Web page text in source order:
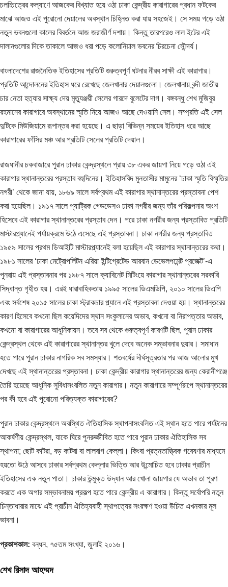
চলচ্চিত্রের কল্যাণে আজকের বিখ্যাত হয়ে ওঠা ঢাকা কেন্দ্রীয় কারাগারের প্রধান ফটকের
মাঝে আজও এই পুরোনো দেয়ালের অবস্থান চিহ্নিত করা যায় সহজেই। সে সময় গড়ে ওঠা
নতুন ভবনগুলো কালের বিবর্তনে আজ জরাজীর্ণ দশায়। কিন্তু তারপরেও লাল ইটের এই
দালানগুলোর দিকে তাকালে আজও ধরা পড়ে কলোনিয়াল ভবনের চিরচেনা সৌন্দর্য।
বাংলাদেশের রাজনৈতিক ইতিহাসের প্রতিটি গুরুত্বপূর্ণ ঘটনার নীরব সাক্ষী এই কারাগার।
প্রতিটি আন্দোলনের ইতিহাস ধরে রেখেছে জেলখানার দেয়ালগুলো। জেলখানায় বন্দী জাতীয়
চার নেতা হত্যার সাক্ষ্য দেয় মৃত্যুঞ্জয়ী সেলের গারদে বুলেটের দাগ। বঙ্গবন্ধু শেখ মুজিবুর
রহমানের কারাগারে অবস্থানের স্মৃতি নিয়ে আজও আছে দেওয়ানি সেল। সম্প্রতি এই সেল
দুটিকে মিউজিয়ামে রূপান্তর করা হয়েছে। এ ছাড়া বিভিন্ন সময়ের ইতিহাস ধরে আছে
কারাগারের ফাঁসির মঞ্চ আর প্রতিটি সেলের প্রতিটি দেয়াল।
রাজধানীর চকবাজারে পুরান ঢাকার কেন্দ্রস্থলে প্রায় ৩৮ একর জায়গা নিয়ে গড়ে ওঠা এই
কারাগার স্থানান্তরের প্রস্তাব বহুদিনের। ইতিহাসবিদ মুনতাসীর মামুনের ‘ঢাকা স্মৃতি বিস্মৃতির
নগরী’ থেকে জানা যায়, ১৮৬৯ সালে সর্বপ্রথম এই কারাগার স্থানান্তরের প্রস্তাবনা পেশ
করা হয়েছিল। ১৯১৭ সালে প্যাট্রিক গেডডেসও ঢাকা নগরীর জন্য তাঁর পরিকল্পনার অংশ
হিসেবে এই কারাগার স্থানান্তরের প্রস্তাব দেন। পরে ঢাকা নগরীর জন্য প্রস্তাবিত প্রতিটি
মাস্টারপ্ল্যানেই পর্যায়ক্রমে উঠে এসেছে এই প্রস্তাবনা। ঢাকা নগরীর জন্য প্রস্তাবিত
১৯৫৯ সালের প্রথম ডিআইটি মাস্টারপ্ল্যানেই বলা হয়েছিল এই কারাগার স্থানান্তরের কথা।
১৯৮১ সালের ‘ঢাকা মেট্রোপলিটন এরিয়া ইন্টিগ্রেটেড আরবান ডেভেলপমেন্ট প্রজেক্ট’-এ
পুনরায় এই প্রস্তাবনার পর ১৯৮৭ সালে ক্যাবিনেট মিটিংয়ে কারাগার স্থানান্তরের সরকারি
সিদ্ধান্ত গৃহীত হয়। এরই ধারাবাহিকতায় ১৯৯৫ সালের ডিএমডিপি, ২০১০ সালের ডিএপি
এবং সর্বশেষ ২০১৫ সালের ঢাকা স্ট্রাকচার প্ল্যানে এই প্রস্তাবনা দেওয়া হয়। স্থানান্তরের
কারণ হিসেবে কখনো ছিল কয়েদিদের স্থান সংকুলানের অভাব, কখনো বা নিরাপত্তার অভাব,
কখনো বা কারাগারের আধুনিকায়ন। তবে সব থেকে গুরুত্বপূর্ণ কারণটি ছিল, পুরান ঢাকার
কেন্দ্রস্থল থেকে এই কারাগারের স্থানান্তর খুলে দেবে অনেক সম্ভাবনার দুয়ার। সমাধান
হতে পারে পুরান ঢাকার নাগরিক সব সমস্যার। শতবর্ষের দীর্ঘসূত্রতার পর আজ আলোর মুখ
দেখছে এই স্থানান্তরের প্রস্তাবনা। ঢাকা কেন্দ্রীয় কারাগার স্থানান্তরের জন্য কেরানীগঞ্জে
তৈরি হয়েছে আধুনিক সুবিধাসংবলিত নতুন কারাগার। নতুন কারাগারে সম্পূর্ণরূপে স্থানান্তরের
পর কী হবে এই পুরোনো পরিত্যক্ত কারাগারের?
পুরান ঢাকার কেন্দ্রস্থলে অবস্থিত ঐতিহাসিক স্থাপনাসংবলিত এই স্থান হতে পারে পর্যটনের
আকর্ষণীয় কেন্দ্রস্থল, যাকে ঘিরে পুনরুজ্জীবিত হতে পারে পুরান ঢাকার ঐতিহাসিক সব
স্থাপনা; ছোট কাটরা, বড় কাটরা বা লালবাগ কেল্লা। কিংবা প্রত্নতাত্ত্বিক গবেষণার মাধ্যমে
হয়তো উঠে আসবে ঢাকার সর্বপ্রথম কেল্লার ভিত্তি আর উন্মোচিত হবে ঢাকার প্রাচীন
ইতিহাসের এক নতুন পাতা। ঢাকার উন্মুক্ত উদ্যান আর খোলা জায়গার যে অভাব তা পূরণ
করতে এক অপার সম্ভাবনাময় প্রকল্প হতে পারে কেন্দ্রীয় এ কারাগার। কিন্তু সর্বোপরি নতুন
চিন্তাধারার মাঝে এই প্রাচীন ঐতিহ্যবাহী স্থাপত্যের সংরক্ষণ হওয়া উচিত এখনকার মূল
ভাবনা।
প্রকাশকাল: বন্ধন, ৭৫তম সংখ্যা, জুলাই ২০১৬।
শেখ রিসাদ আহম্মদ